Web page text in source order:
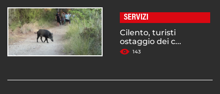
SERVIZI
Cilento, turisti
ostaggio dei c...
143